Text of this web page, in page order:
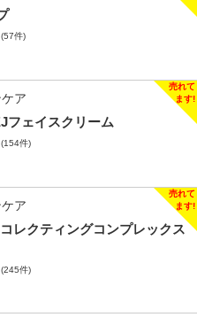
(57件)
ア
フェイスクリーム
(154件)
ア
レクティングコンプレックス
(245件)